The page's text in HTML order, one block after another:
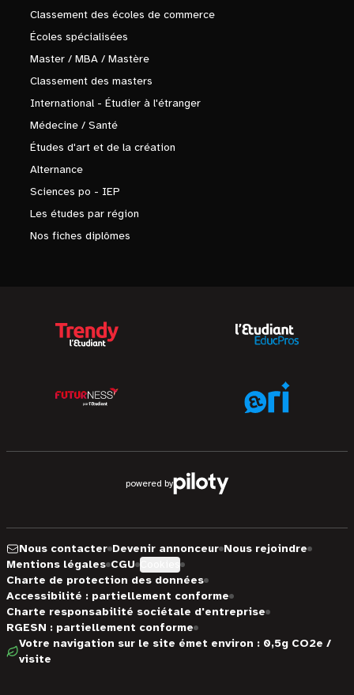
Classement des écoles de commerce
Écoles spécialisées
Master / MBA / Mastère
Classement des masters
International - Étudier à l'étranger
Médecine / Santé
Études d'art et de la création
Alternance
Sciences po - IEP
Les études par région
Nos fiches diplômes
powered by
Nous contacter Devenir annonceur Nous rejoindre
Mentions légales CGU
Charte de protection des données
Accessibilité : partiellement conforme
Charte responsabilité sociétale d'entreprise
RGESN : partiellement conforme
Votre navigation sur le site émet environ : 0,5g CO2e /
visite